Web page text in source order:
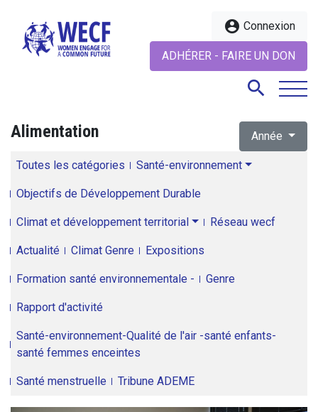
account_circle Connexion
ADHÉRER - FAIRE UN DON
search
Alimentation Année
Toutes les catégories Santé-environnement
Objectifs de Développement Durable
Climat et développement territorial Réseau wecf
Actualité Climat Genre Expositions
Formation santé environnementale - Genre
Rapport d'activité
Santé-environnement-Qualité de l'air -santé enfants-
santé femmes enceintes
Santé menstruelle Tribune ADEME